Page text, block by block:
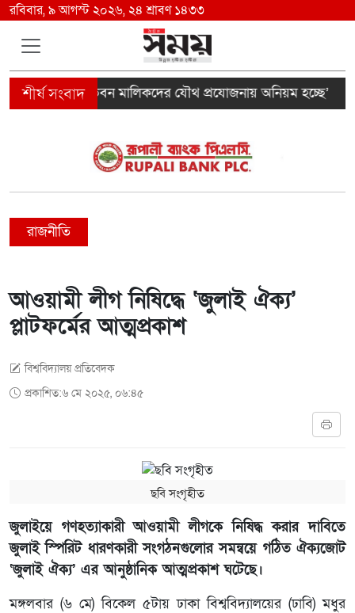
রবিবার, ৯ আগস্ট ২০২৬, ২৪ শ্রাবণ ১৪৩৩
ইন্সপেক্টর ও ভবন মালিকদের যৌথ প্রযোজনায় অনিয়ম হচ্ছে’
রাজনীতি
আওয়ামী লীগ নিষিদ্ধে ‘জুলাই ঐক্য’
প্লাটফর্মের আত্মপ্রকাশ
বিশ্ববিদ্যালয় প্রতিবেদক
প্রকাশিত:৬ মে ২০২৫, ০৬:৪৫
ছবি সংগৃহীত
জুলাইয়ে গণহত্যাকারী আওয়ামী লীগকে নিষিদ্ধ করার দাবিতে
জুলাই স্পিরিট ধারণকারী সংগঠনগুলোর সমন্বয়ে গঠিত ঐক্যজোট
‘জুলাই ঐক্য’ এর আনুষ্ঠানিক আত্মপ্রকাশ ঘটেছে।
মঙ্গলবার (৬ মে) বিকেল ৫টায় ঢাকা বিশ্ববিদ্যালয়ের (ঢাবি) মধুর